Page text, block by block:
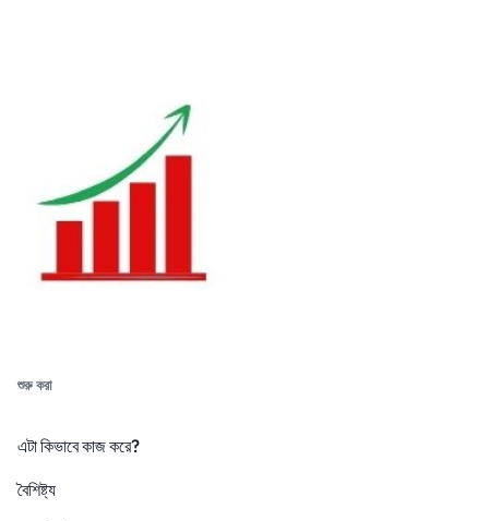
শুরু করা
এটা কিভাবে কাজ করে?
বৈশিষ্ট্য